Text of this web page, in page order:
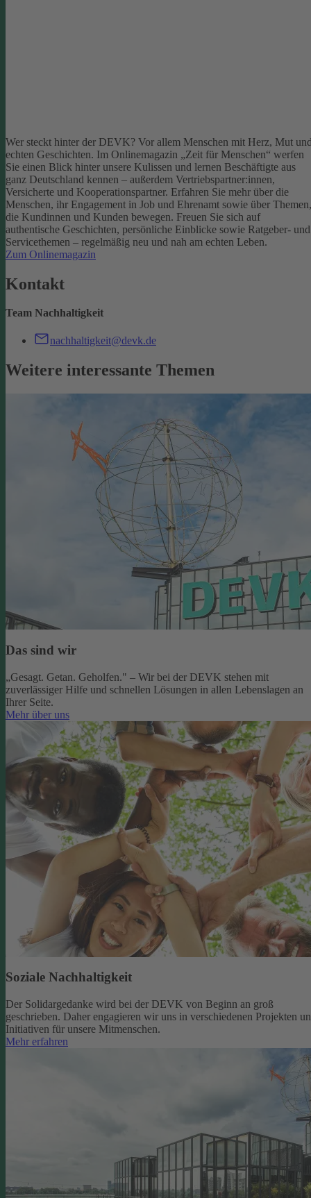
Wer steckt hinter der DEVK? Vor allem Menschen mit Herz, Mut
echten Geschichten. Im Onlinemagazin „Zeit für Menschen“ werfen
Sie einen Blick hinter unsere Kulissen und lernen Beschäftigte aus
ganz Deutschland kennen – außerdem Vertriebspartner:innen,
Versicherte und Kooperationspartner. Erfahren Sie mehr über die
Menschen, ihr Engagement in Job und Ehrenamt sowie über Themen,
die Kundinnen und Kunden bewegen. Freuen Sie sich auf
authentische Geschichten, persönliche Einblicke sowie Ratgeber- und
Servicethemen – regelmäßig neu und nah am echten Leben.
Zum Onlinemagazin
Kontakt
Team Nachhaltigkeit
nachhaltigkeit@devk.de
Weitere interessante Themen
Das sind wir
„Gesagt. Getan. Geholfen." – Wir bei der DEVK stehen mit
zuverlässiger Hilfe und schnellen Lösungen in allen Lebenslagen an
Ihrer Seite.
Mehr über uns
Soziale Nachhaltigkeit
Der Solidargedanke wird bei der DEVK von Beginn an groß
geschrieben. Daher engagieren wir uns in verschiedenen Projekten
Initiativen für unsere Mitmenschen.
Mehr erfahren